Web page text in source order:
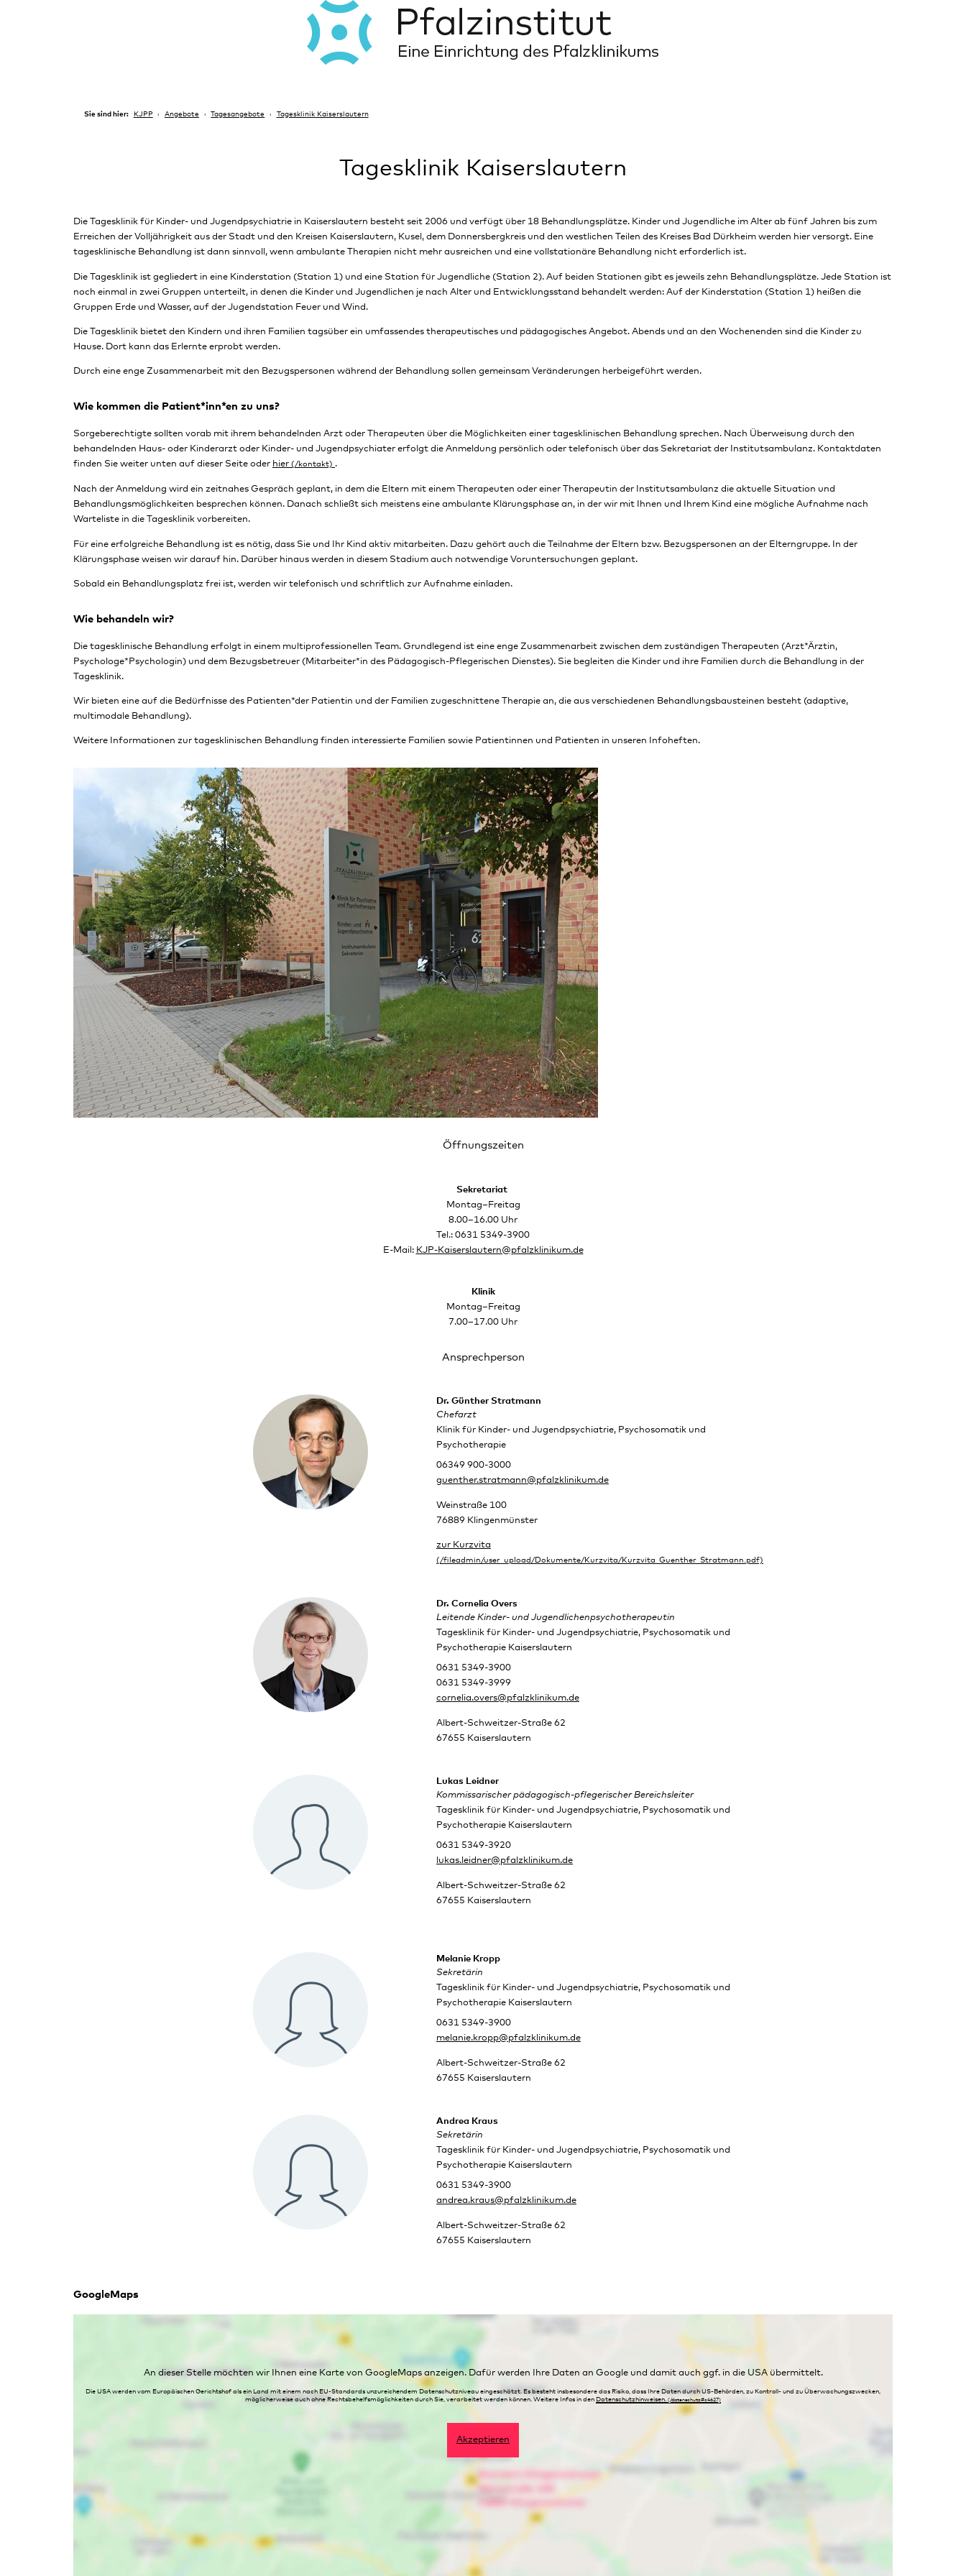
Sie sind hier: KJPP Angebote Tagesangebote Tagesklinik Kaiserslautern
Tagesklinik Kaiserslautern
Die Tagesklinik für Kinder- und Jugendpsychiatrie in Kaiserslautern besteht seit 2006 und verfügt über 18 Behandlungsplätze. Kinder und Jugendliche im Alter ab fünf Jahren bis zum
Erreichen der Volljährigkeit aus der Stadt und den Kreisen Kaiserslautern, Kusel, dem Donnersbergkreis und den westlichen Teilen des Kreises Bad Dürkheim werden hier versorgt. Eine
tagesklinische Behandlung ist dann sinnvoll, wenn ambulante Therapien nicht mehr ausreichen und eine vollstationäre Behandlung nicht erforderlich ist.
Die Tagesklinik ist gegliedert in eine Kinderstation (Station 1) und eine Station für Jugendliche (Station 2). Auf beiden Stationen gibt es jeweils zehn Behandlungsplätze. Jede Station ist
noch einmal in zwei Gruppen unterteilt, in denen die Kinder und Jugendlichen je nach Alter und Entwicklungsstand behandelt werden: Auf der Kinderstation (Station 1) heißen die
Gruppen Erde und Wasser, auf der Jugendstation Feuer und Wind.
Die Tagesklinik bietet den Kindern und ihren Familien tagsüber ein umfassendes therapeutisches und pädagogisches Angebot. Abends und an den Wochenenden sind die Kinder zu
Hause. Dort kann das Erlernte erprobt werden.
Durch eine enge Zusammenarbeit mit den Bezugspersonen während der Behandlung sollen gemeinsam Veränderungen herbeigeführt werden.
Wie kommen die Patient*inn*en zu uns?
Sorgeberechtigte sollten vorab mit ihrem behandelnden Arzt oder Therapeuten über die Möglichkeiten einer tagesklinischen Behandlung sprechen. Nach Überweisung durch den
behandelnden Haus- oder Kinderarzt oder Kinder- und Jugendpsychiater erfolgt die Anmeldung persönlich oder telefonisch über das Sekretariat der Institutsambulanz. Kontaktdaten
finden Sie weiter unten auf dieser Seite oder hier .
Nach der Anmeldung wird ein zeitnahes Gespräch geplant, in dem die Eltern mit einem Therapeuten oder einer Therapeutin der Institutsambulanz die aktuelle Situation und
Behandlungsmöglichkeiten besprechen können. Danach schließt sich meistens eine ambulante Klärungsphase an, in der wir mit Ihnen und Ihrem Kind eine mögliche Aufnahme nach
Warteliste in die Tagesklinik vorbereiten.
Für eine erfolgreiche Behandlung ist es nötig, dass Sie und Ihr Kind aktiv mitarbeiten. Dazu gehört auch die Teilnahme der Eltern bzw. Bezugspersonen an der Elterngruppe. In der
Klärungsphase weisen wir darauf hin. Darüber hinaus werden in diesem Stadium auch notwendige Voruntersuchungen geplant.
Sobald ein Behandlungsplatz frei ist, werden wir telefonisch und schriftlich zur Aufnahme einladen.
Wie behandeln wir?
Die tagesklinische Behandlung erfolgt in einem multiprofessionellen Team. Grundlegend ist eine enge Zusammenarbeit zwischen dem zuständigen Therapeuten (Arzt*Ärztin,
Psychologe*Psychologin) und dem Bezugsbetreuer (Mitarbeiter*in des Pädagogisch-Pflegerischen Dienstes). Sie begleiten die Kinder und ihre Familien durch die Behandlung in der
Tagesklinik.
Wir bieten eine auf die Bedürfnisse des Patienten*der Patientin und der Familien zugeschnittene Therapie an, die aus verschiedenen Behandlungsbausteinen besteht (adaptive,
multimodale Behandlung).
Weitere Informationen zur tagesklinischen Behandlung finden interessierte Familien sowie Patientinnen und Patienten in unseren Infoheften.
Öffnungszeiten
Sekretariat
Montag–Freitag
8.00–16.00 Uhr
Tel.: 0631 5349-3900
E-Mail: KJP-Kaiserslautern@pfalzklinikum.de
Klinik
Montag–Freitag
7.00–17.00 Uhr
Ansprechperson
Dr. Günther Stratmann
Chefarzt
Klinik für Kinder- und Jugendpsychiatrie, Psychosomatik und
Psychotherapie
06349 900-3000
guenther.stratmann@pfalzklinikum.de
Weinstraße 100
76889 Klingenmünster
zur Kurzvita
Dr. Cornelia Overs
Leitende Kinder- und Jugendlichenpsychotherapeutin
Tagesklinik für Kinder- und Jugendpsychiatrie, Psychosomatik und
Psychotherapie Kaiserslautern
0631 5349-3900
0631 5349-3999
cornelia.overs@pfalzklinikum.de
Albert-Schweitzer-Straße 62
67655 Kaiserslautern
Lukas Leidner
Kommissarischer pädagogisch-pflegerischer Bereichsleiter
Tagesklinik für Kinder- und Jugendpsychiatrie, Psychosomatik und
Psychotherapie Kaiserslautern
0631 5349-3920
lukas.leidner@pfalzklinikum.de
Albert-Schweitzer-Straße 62
67655 Kaiserslautern
Melanie Kropp
Sekretärin
Tagesklinik für Kinder- und Jugendpsychiatrie, Psychosomatik und
Psychotherapie Kaiserslautern
0631 5349-3900
melanie.kropp@pfalzklinikum.de
Albert-Schweitzer-Straße 62
67655 Kaiserslautern
Andrea Kraus
Sekretärin
Tagesklinik für Kinder- und Jugendpsychiatrie, Psychosomatik und
Psychotherapie Kaiserslautern
0631 5349-3900
andrea.kraus@pfalzklinikum.de
Albert-Schweitzer-Straße 62
67655 Kaiserslautern
GoogleMaps
An dieser Stelle möchten wir Ihnen eine Karte von GoogleMaps anzeigen. Dafür werden Ihre Daten an Google und damit auch ggf. in die USA übermittelt.
Die USA werden vom Europäischen Gerichtshof als ein Land mit einem nach EU-Standards unzureichendem Datenschutzniveau eingeschätzt. Es besteht insbesondere das Risiko, dass Ihre Daten durch US-Behörden, zu Kontroll- und zu Überwachungszwecken,
möglicherweise auch ohne Rechtsbehelfsmöglichkeiten durch Sie, verarbeitet werden können. Weitere Infos in den Datenschutzhinweisen.
Akzeptieren